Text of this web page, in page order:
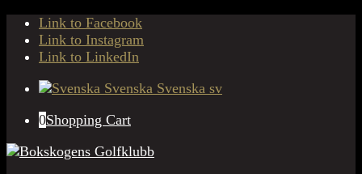
Link to Facebook
Link to Instagram
Link to LinkedIn
Svenska Svenska sv
0Shopping Cart